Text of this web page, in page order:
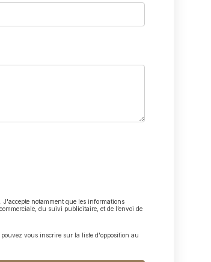
notamment que les informations
du suivi publicitaire, et de l’envoi de
vous inscrire sur la liste d'opposition au